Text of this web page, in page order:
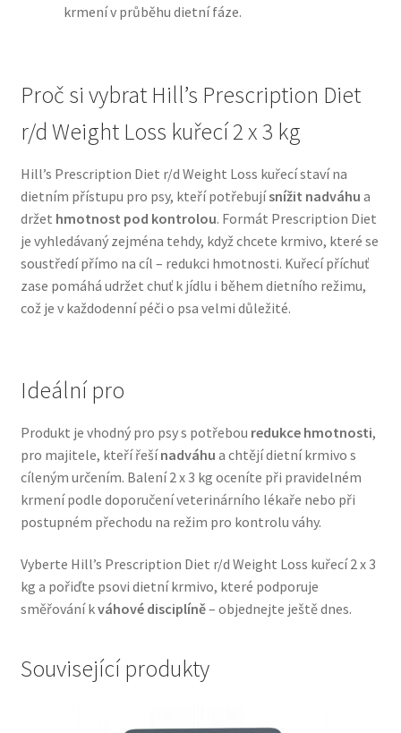
Oblečky pro psy
Pelíšky pro psy
Ortopedické pelíšky
Přepravky pro psy
Purizon pro psy — Vysoký obsah masa, bez obilovin
Royal Canin pro psy
Vodítka a obojky
Wolf of Wilderness
krmení v průběhu dietní fáze.
Proč si vybrat Hill’s Prescription Diet
r/d Weight Loss kuřecí 2 x 3 kg
Hill’s Prescription Diet r/d Weight Loss kuřecí staví na
dietním přístupu pro psy, kteří potřebujísnížit nadváhu a
držet hmotnost pod kontrolou. Formát Prescription Diet
je vyhledávaný zejména tehdy, když chcete krmivo, které se
soustředí přímo na cíl – redukci hmotnosti. Kuřecí příchuť
zase pomáhá udržet chuť k jídlu i během dietního režimu,
což je v každodenní péči o psa velmi důležité.
Ideální pro
Produkt je vhodný pro psy s potřebou redukce hmotnosti,
pro majitele, kteří řešínadváhu a chtějí dietní krmivo s
cíleným určením. Balení 2 x 3 kg oceníte při pravidelném
krmení podle doporučení veterinárního lékaře nebo při
postupném přechodu na režim pro kontrolu váhy.
Vyberte Hill’s Prescription Diet r/d Weight Loss kuřecí 2 x 3
kg a pořiďte psovi dietní krmivo, které podporuje
směřování kváhové disciplíně– objednejte ještě dnes.
Související produkty